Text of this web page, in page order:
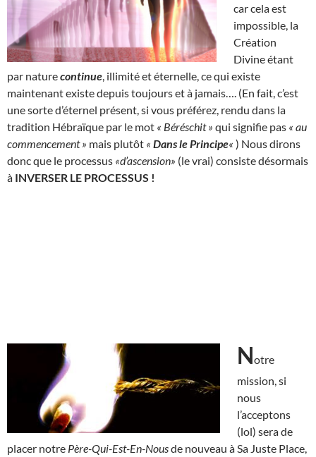
car cela est
impossible, la
Création
Divine étant
par naturecontinue , illimité et éternelle, ce qui existe
maintenant existe depuis toujours et à jamais…. (En fait, c’est
une sorte d’éternel présent, si vous préférez, rendu dans la
tradition Hébraïque par le mot « Béréschit » qui signifie pas « au
commencement » mais plutôt « Dans le Principe« ) Nous dirons
donc que le processus «d’ascension» (le vrai) consiste désormais
à INVERSER LE PROCESSUS !
Notre
mission, si
nous
l’acceptons
(lol) sera de
placer notre Père-Qui-Est-En-Nousde nouveau à Sa Juste Place,